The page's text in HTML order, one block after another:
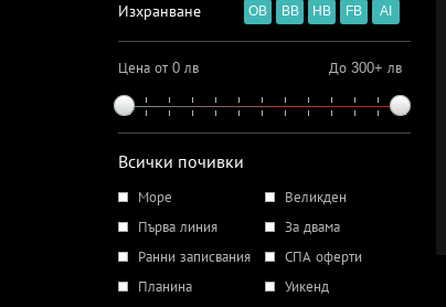
Изхранване OB BB HB FB AI
Цена от 0 лв До 300+ лв
Всички почивки
Море
Великден
Първа линия
За двама
Ранни записвания
СПА оферти
Планина
Уикенд